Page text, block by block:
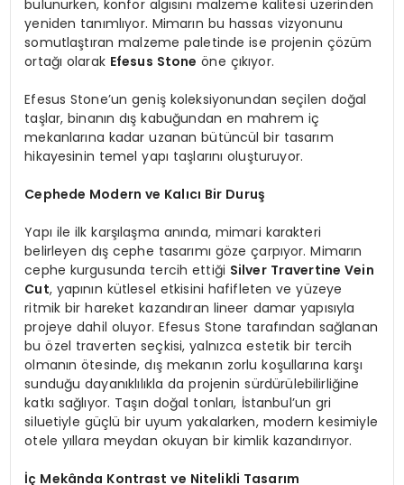
bulunurken, konfor algısını malzeme kalitesi üzerinden
yeniden tanımlıyor. Mimarın bu hassas vizyonunu
somutlaştıran malzeme paletinde ise projenin çözüm
ortağı olarak Efesus Stone öne çıkıyor.
Efesus Stone’un geniş koleksiyonundan seçilen doğal
taşlar, binanın dış kabuğundan en mahrem iç
mekanlarına kadar uzanan bütüncül bir tasarım
hikayesinin temel yapı taşlarını oluşturuyor.
Cephede Modern ve Kalıcı Bir Duruş
Yapı ile ilk karşılaşma anında, mimari karakteri
belirleyen dış cephe tasarımı göze çarpıyor. Mimarın
cephe kurgusunda tercih ettiği Silver Travertine Vein
Cut, yapının kütlesel etkisini hafifleten ve yüzeye
ritmik bir hareket kazandıran lineer damar yapısıyla
projeye dahil oluyor. Efesus Stone tarafından sağlanan
bu özel traverten seçkisi, yalnızca estetik bir tercih
olmanın ötesinde, dış mekanın zorlu koşullarına karşı
sunduğu dayanıklılıkla da projenin sürdürülebilirliğine
katkı sağlıyor. Taşın doğal tonları, İstanbul’un gri
siluetiyle güçlü bir uyum yakalarken, modern kesimiyle
otele yıllara meydan okuyan bir kimlik kazandırıyor.
İç Mekânda Kontrast ve Nitelikli Tasarım